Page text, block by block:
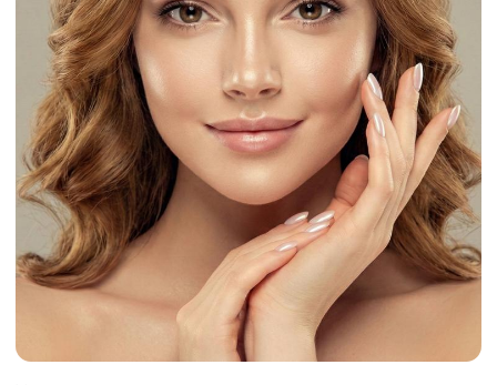
Омоложение кожи лица
Коррекция овала лица, второго
подбородка, нависших век
Устранения мелких и глубоких
морщин;
Устранения веснушек, папиллом и
родинок;
Удаления рубцов, шрамов или
растяжек;
Устранения акне (прыщей);
Омоложение кистей рук
Мешки и отечность под глазами;
Лифтинг наружного угла глаза
Шлифовка кожи лица, шеи и живота
Косметическая процедура с применением
холодной плазмы осуществляется
специальной ручкой (плазмолайнера). Во
время проведения терапевтического